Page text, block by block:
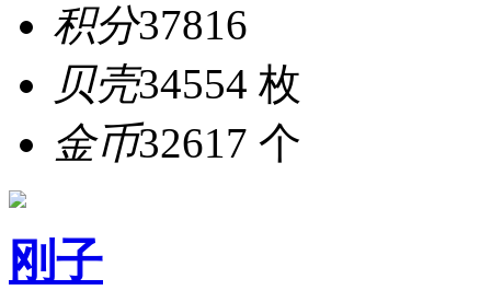
积分37816
贝壳34554 枚
金币32617 个
刚子